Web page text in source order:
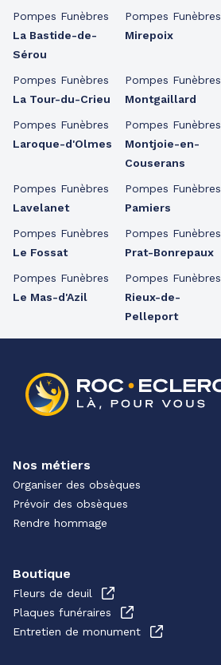
Pompes Funèbres
La Bastide-de-
Sérou
Pompes Funèbres
La Tour-du-Crieu
Pompes Funèbres
Laroque-d'Olmes
Pompes Funèbres
Lavelanet
Pompes Funèbres
Le Fossat
Pompes Funèbres
Le Mas-d'Azil
Pompes Funèbres
Mirepoix
Pompes Funèbres
Montgaillard
Pompes Funèbres
Montjoie-en-
Couserans
Pompes Funèbres
Pamiers
Pompes Funèbres
Prat-Bonrepaux
Pompes Funèbres
Rieux-de-
Pelleport
Nos métiers
Organiser des obsèques
Prévoir des obsèques
Rendre hommage
Boutique
Fleurs de deuil
Plaques funéraires
Entretien de monument